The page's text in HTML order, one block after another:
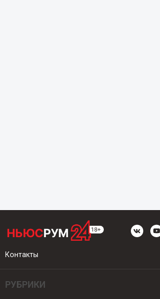
Контакты
РУБРИКИ